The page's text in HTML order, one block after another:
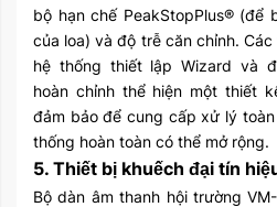
bộ hạn chế PeakStopPlus® (để
của loa) và độ trễ căn chỉnh.
hệ thống thiết lập Wizard và
hoàn chỉnh thể hiện một thiết
đảm bảo để cung cấp xử lý
thống hoàn toàn có thể mở rộng.
5. Thiết bị khuếch đại tín
Bộ dàn âm thanh hội trường